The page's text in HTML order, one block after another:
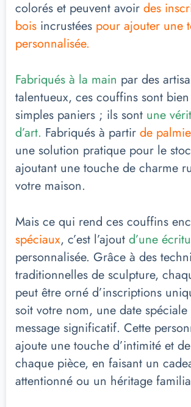
colorés et peuvent avoir des
bois incrustées pour ajouter une
personnalisée.
Fabriqués à la main par des
talentueux, ces couffins sont
simples paniers ; ils sont une
d’art. Fabriqués à partir de
une solution pratique pour le
ajoutant une touche de charme
votre maison.
Mais ce qui rend ces couffins
spéciaux, c’est l’ajout d’une
personnalisée. Grâce à des
traditionnelles de sculpture,
peut être orné d’inscriptions
soit votre nom, une date
message significatif. Cette
ajoute une touche d’intimité et
chaque pièce, en faisant un
attentionné ou un héritage